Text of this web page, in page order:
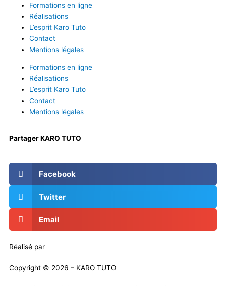
Formations en ligne
Réalisations
L’esprit Karo Tuto
Contact
Mentions légales
Formations en ligne
Réalisations
L’esprit Karo Tuto
Contact
Mentions légales
Partager KARO TUTO
Facebook
Twitter
Email
Réalisé par
Copyright © 2026 – KARO TUTO